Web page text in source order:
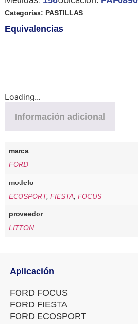
Categorías: PASTILLAS
Equivalencias
Loading...
Información adicional
marca
FORD
modelo
ECOSPORT,FIESTA ,FOCUS
proveedor
LITTON
Aplicación
FORD FOCUS
FORD FIESTA
FORD ECOSPORT